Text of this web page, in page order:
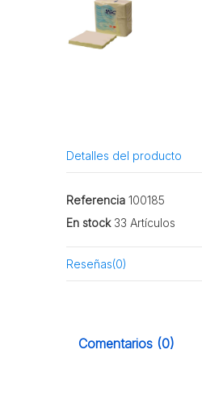
Detalles del producto
Referencia 100185
En stock 33 Artículos
Reseñas(0)
Comentarios (0)